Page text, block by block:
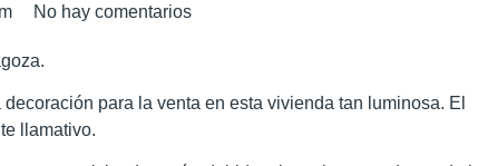
No hay comentarios
para la venta en esta vivienda tan luminosa. El
llamativo.